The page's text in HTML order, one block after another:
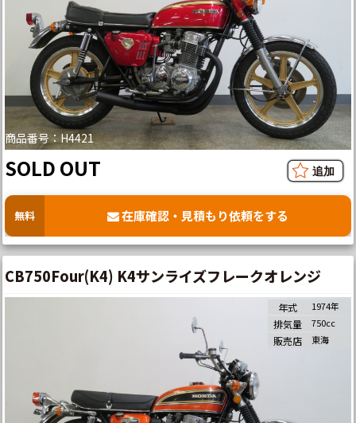
商品番号：H4421
SOLD OUT
無料 在庫確認・見積もり依頼をする
CB750Four(K4) K4サンライズフレークオレンジ
年式 1974年
排気量 750cc
販売店 東海